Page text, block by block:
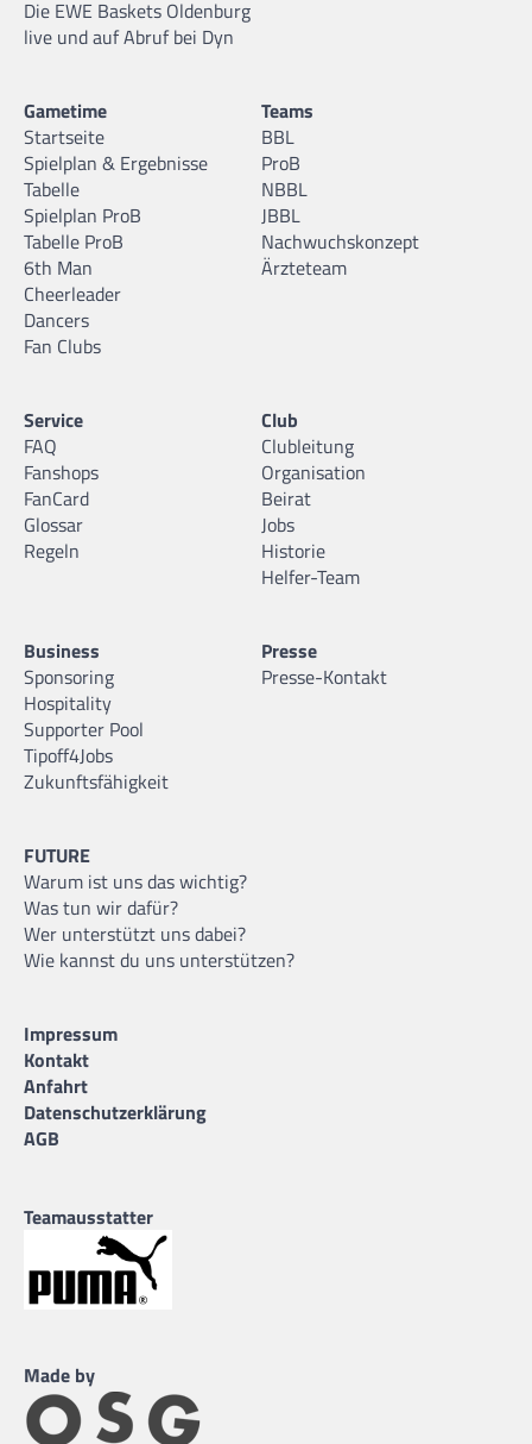
Die EWE Baskets Oldenburg
live und auf Abruf bei Dyn
Gametime
Startseite
Spielplan & Ergebnisse
Tabelle
Spielplan ProB
Tabelle ProB
6th Man
Cheerleader
Dancers
Fan Clubs
Teams
BBL
ProB
NBBL
JBBL
Nachwuchskonzept
Ärzteteam
Service
FAQ
Fanshops
FanCard
Glossar
Regeln
Club
Clubleitung
Organisation
Beirat
Jobs
Historie
Helfer-Team
Business
Sponsoring
Hospitality
Supporter Pool
Tipoff4Jobs
Zukunftsfähigkeit
Presse
Presse-Kontakt
FUTURE
Warum ist uns das wichtig?
Was tun wir dafür?
Wer unterstützt uns dabei?
Wie kannst du uns unterstützen?
Impressum
Kontakt
Anfahrt
Datenschutzerklärung
AGB
Teamausstatter
Made by